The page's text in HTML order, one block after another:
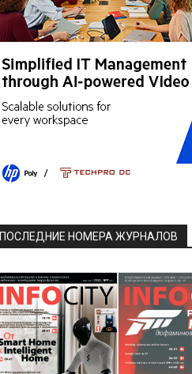
ПОСЛЕДНИЕ НОМЕРА ЖУРНАЛОВ